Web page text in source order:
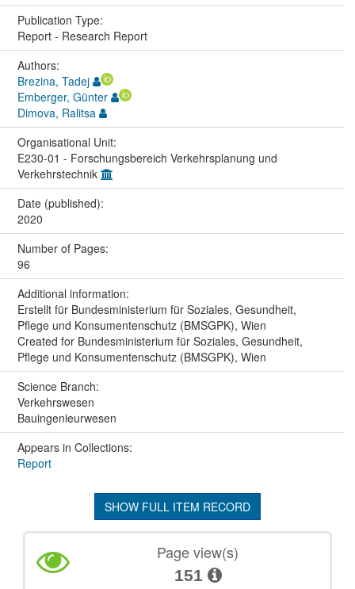
Publication Type:
Report - Research Report
Authors:
Brezina, Tadej
Emberger, Günter
Dimova, Ralitsa
Organisational Unit:
E230-01 - Forschungsbereich Verkehrsplanung und
Verkehrstechnik
Date (published):
2020
Number of Pages:
96
Additional information:
Erstellt für Bundesministerium für Soziales, Gesundheit,
Pflege und Konsumentenschutz (BMSGPK), Wien
Created for Bundesministerium für Soziales, Gesundheit,
Pflege und Konsumentenschutz (BMSGPK), Wien
Science Branch:
Verkehrswesen
Bauingenieurwesen
Appears in Collections:
Report
SHOW FULL ITEM RECORD
Page view(s)
151